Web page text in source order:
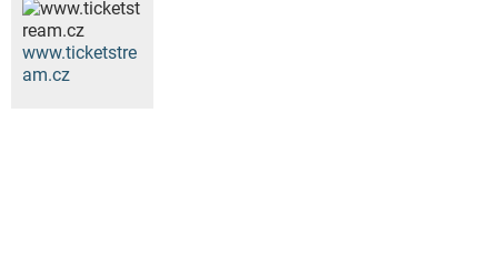
www.ticketstre
am.cz